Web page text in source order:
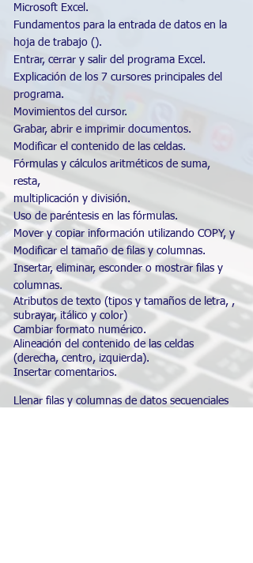
Microsoft Excel.
Fundamentos para la entrada de datos en la
hoja de trabajo ().
Entrar, cerrar y salir del programa Excel.
Explicación de los 7 cursores principales del
programa.
Movimientos del cursor.
Grabar, abrir e imprimir documentos.
Modificar el contenido de las celdas.
Fórmulas y cálculos aritméticos de suma,
resta,
multiplicación y división.
Uso de paréntesis en las fórmulas.
Mover y copiar información utilizando COPY, y
Modificar el tamaño de filas y columnas.
Insertar, eliminar, esconder o mostrar filas y
columnas.
Atributos de texto (tipos y tamaños de letra, ,
subrayar, itálico y color)
Cambiar formato numérico.
Alineación del contenido de las celdas
(derecha, centro, izquierda).
Insertar comentarios.
Llenar filas y columnas de datos secuenciales